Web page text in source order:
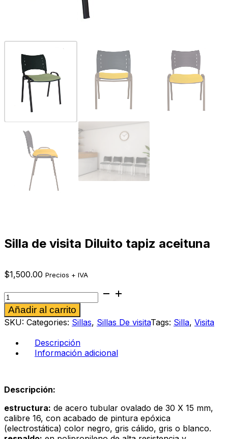
Silla de visita Diluito tapiz aceituna
$1,500.00 Precios + IVA
Silla
de
visita
Diluito
tapiz
cantidad
Añadir al carrito
SKU: Categories: Sillas, Sillas De visitaTags: Silla, Visita
Descripción
Información adicional
Descripción:
estructura: de acero tubular ovalado de 30 X 15 mm,
calibre 16, con acabado de pintura epóxica
(electrostática) color negro, gris cálido, gris o blanco.